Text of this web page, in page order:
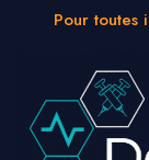
Pour toutes